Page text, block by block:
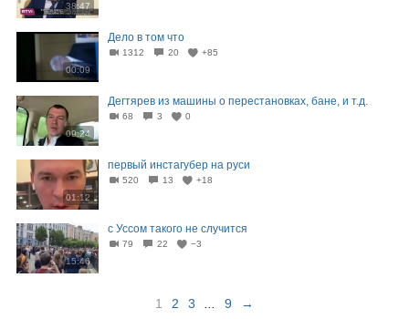
38:47
00:09
Дело в том что
1312 20 +85
09:24
Дегтярев из машины о перестановках, бане, и т.д.
68 3 0
01:12
первый инстагубер на руси
520 13 +18
15:46
с Уссом такого не случится
79 22 −3
1 2 3 9 →